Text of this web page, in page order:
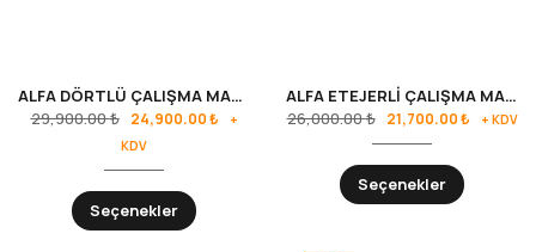
ALFA DÖRTLÜ ÇALIŞMA MASASI
29,900.00₺ 24,900.00₺
+
KDV
Seçenekler
ALFA ETEJERLİ ÇALIŞMA MASASI
26,000.00₺ 21,700.00₺ + KDV
Seçenekler